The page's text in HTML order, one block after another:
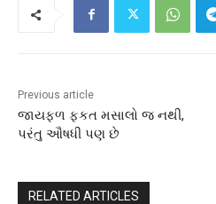
Previous article
જાયફળ ફકત મસાલો જ નથી,
પરંતુ ઔષધી પણ છે
RELATED ARTICLES